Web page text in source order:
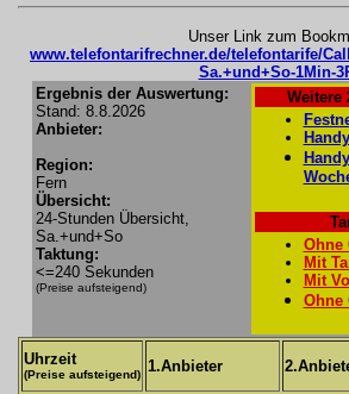
Unser Link zum
www.telefontarifrechner.de/telefontarife/
Sa.+und+So-1Min-
Ergebnis der Auswertung:
Stand: 8.8.2026
Anbieter:
Region:
Fern
Übersicht:
24-Stunden Übersicht,
Sa.+und+So
Taktung:
<=240 Sekunden
(Preise aufsteigend)
Weitere
Ohne
Mit
Mit
Ohne
Uhrzeit
(Preise aufsteigend) 1.Anbieter